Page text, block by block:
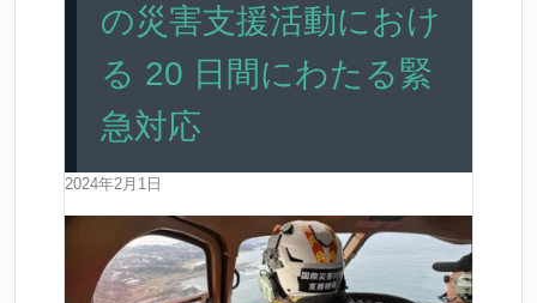
の災害支援活動におけ
る 20 日間にわたる緊
急対応
2024年2月1日